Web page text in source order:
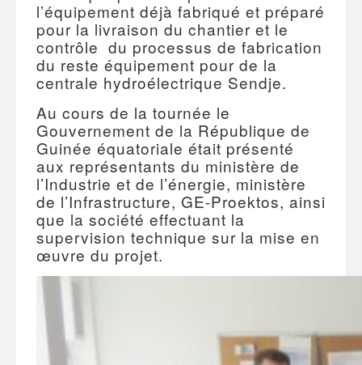
l’équipement déjà fabriqué et préparé
pour la livraison du chantier et le
contrôle du processus de fabrication
du reste équipement pour de la
centrale hydroélectrique Sendje.
Au cours de la tournée le
Gouvernement de la République de
Guinée équatoriale était présenté
aux représentants du ministère de
l’Industrie et de l’énergie, ministère
de l’Infrastructure, GE-Proektos, ainsi
que la société effectuant la
supervision technique sur la mise en
œuvre du projet.